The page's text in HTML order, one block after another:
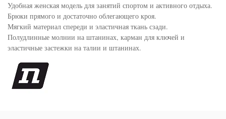
Удобная женская модель для занятий спортом и активного отдыха.
Брюки прямого и достаточно облегающего кроя.
Мягкий материал спереди и эластичная ткань сзади.
Полудлинные молнии на штанинах, карман для ключей и
эластичные застежки на талии и штанинах.